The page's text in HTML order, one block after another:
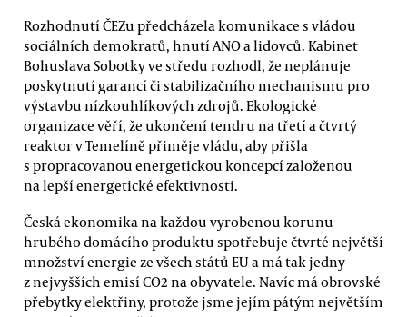
Rozhodnutí ČEZu předcházela komunikace s vládou
sociálních demokratů, hnutí ANO a lidovců. Kabinet
Bohuslava Sobotky ve středu rozhodl, že neplánuje
poskytnutí garancí či stabilizačního mechanismu pro
výstavbu nízkouhlíkových zdrojů. Ekologické
organizace věří, že ukončení tendru na třetí a čtvrtý
reaktor v Temelíně přiměje vládu, aby přišla
s propracovanou energetickou koncepcí založenou
na lepší energetické efektivnosti.
Česká ekonomika na každou vyrobenou korunu
hrubého domácího produktu spotřebuje čtvrté největší
množství energie ze všech států EU a má tak jedny
z nejvyšších emisí CO2 na obyvatele. Navíc má obrovské
přebytky elektřiny, protože jsme jejím pátým největším